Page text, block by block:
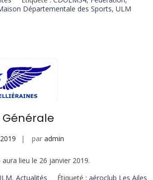
Départementale des Sports, ULM
par admin
aura lieu le 26 janvier 2019.
, Actualités Étiqueté : aéroclub Les Ailes